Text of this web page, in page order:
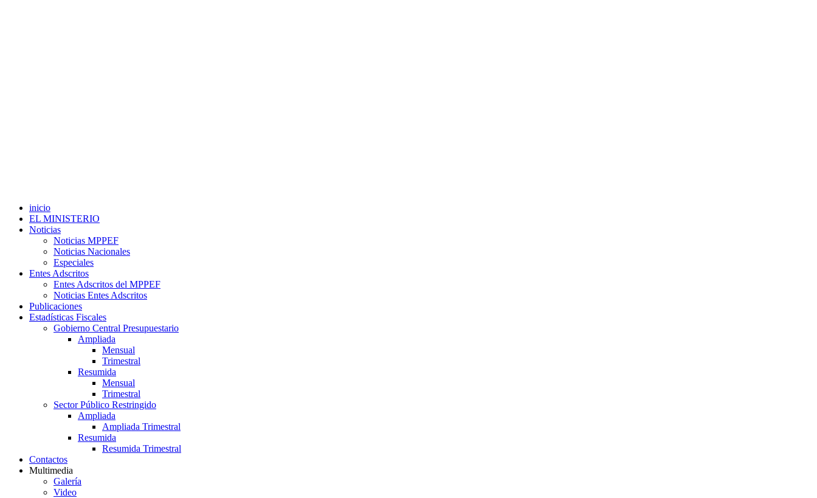
inicio
EL MINISTERIO
Noticias
Noticias MPPEF
Noticias Nacionales
Especiales
Entes Adscritos
Entes Adscritos del MPPEF
Noticias Entes Adscritos
Publicaciones
Estadísticas Fiscales
Gobierno Central Presupuestario
Ampliada
Mensual
Trimestral
Resumida
Mensual
Trimestral
Sector Público Restringido
Ampliada
Ampliada Trimestral
Resumida
Resumida Trimestral
Contactos
Multimedia
Galería
Video